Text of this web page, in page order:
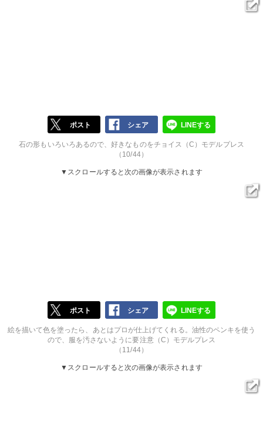
ポスト シェア LINEする
石の形もいろいろあるので、好きなものをチョイス（C）モデルプレス
（10/44）
▼スクロールすると次の画像が表示されます
ポスト シェア LINEする
絵を描いて色を塗ったら、あとはプロが仕上げてくれる。油性のペンキを使う
ので、服を汚さないように要注意（C）モデルプレス
（11/44）
▼スクロールすると次の画像が表示されます